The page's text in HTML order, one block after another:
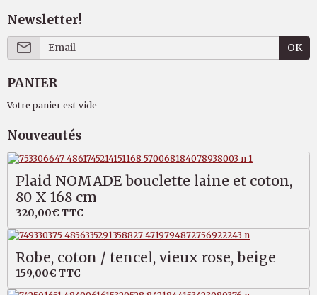
Newsletter!
OK
PANIER
Votre panier est vide
Nouveautés
Plaid NOMADE bouclette laine et coton,
80 X 168 cm
320,00€ TTC
Robe, coton / tencel, vieux rose, beige
159,00€ TTC